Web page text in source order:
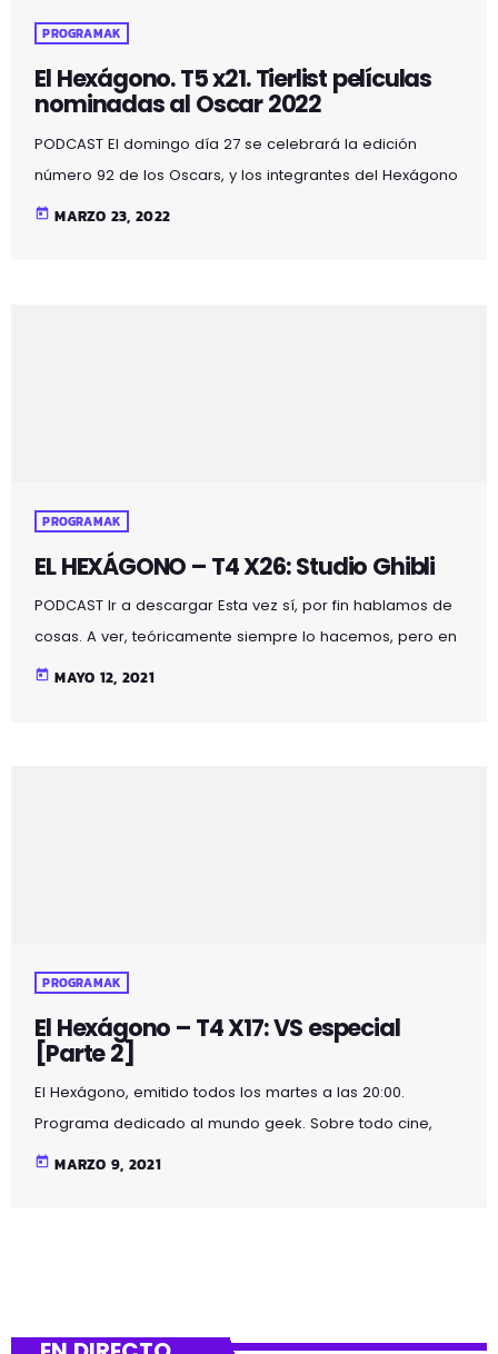
PROGRAMAK
El Hexágono. T5 x21. Tierlist películas
nominadas al Oscar 2022
PODCAST El domingo día 27 se celebrará la edición
número 92 de los Oscars, y los integrantes del Hexágono
retransmitiremos la gala en directo. Aprovechando dicho
today MARZO 23, 2022
PROGRAMAK
EL HEXÁGONO – T4 X26: Studio Ghibli
PODCAST Ir a descargar Esta vez sí, por fin hablamos de
cosas. A ver, teóricamente siempre lo hacemos, pero en
este programa no hay tema específico. Tomadlo como
today MAYO 12, 2021
PROGRAMAK
El Hexágono – T4 X17: VS especial
[Parte 2]
El Hexágono, emitido todos los martes a las 20:00.
Programa dedicado al mundo geek. Sobre todo cine,
videojuegos, bandas sonoras, cómics, series y todo tipo
today MARZO 9, 2021